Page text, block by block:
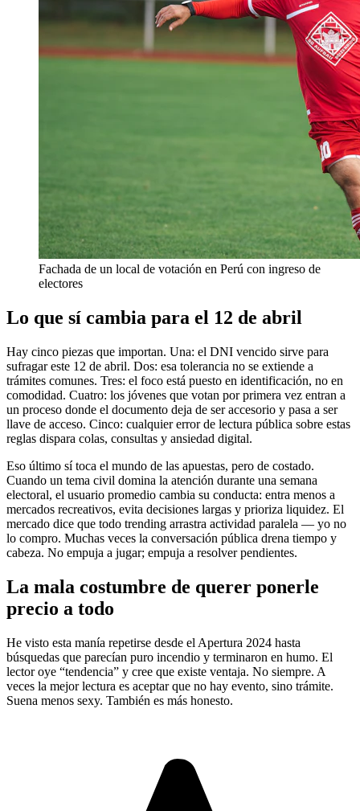
Fachada de un local de votación en Perú con ingreso de
electores
Lo que sí cambia para el 12 de abril
Hay cinco piezas que importan. Una: el DNI vencido sirve para
sufragar este 12 de abril. Dos: esa tolerancia no se extiende a
trámites comunes. Tres: el foco está puesto en identificación, no en
comodidad. Cuatro: los jóvenes que votan por primera vez entran a
un proceso donde el documento deja de ser accesorio y pasa a ser
llave de acceso. Cinco: cualquier error de lectura pública sobre estas
reglas dispara colas, consultas y ansiedad digital.
Eso último sí toca el mundo de las apuestas, pero de costado.
Cuando un tema civil domina la atención durante una semana
electoral, el usuario promedio cambia su conducta: entra menos a
mercados recreativos, evita decisiones largas y prioriza liquidez. El
mercado dice que todo trending arrastra actividad paralela — yo no
lo compro. Muchas veces la conversación pública drena tiempo y
cabeza. No empuja a jugar; empuja a resolver pendientes.
La mala costumbre de querer ponerle
precio a todo
He visto esta manía repetirse desde el Apertura 2024 hasta
búsquedas que parecían puro incendio y terminaron en humo. El
lector oye “tendencia” y cree que existe ventaja. No siempre. A
veces la mejor lectura es aceptar que no hay evento, sino trámite.
Suena menos sexy. También es más honesto.